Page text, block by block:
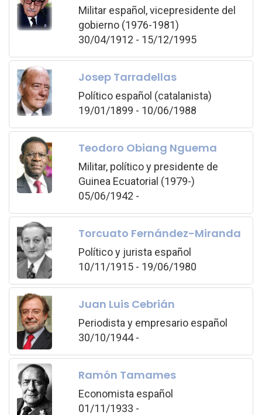
Militar español, vicepresidente del
gobierno (1976-1981)
30/04/1912 - 15/12/1995
Josep Tarradellas
Político español (catalanista)
19/01/1899 - 10/06/1988
Teodoro Obiang Nguema
Militar, político y presidente de
Guinea Ecuatorial (1979-)
05/06/1942 -
Torcuato Fernández-Miranda
Político y jurista español
10/11/1915 - 19/06/1980
Juan Luis Cebrián
Periodista y empresario español
30/10/1944 -
Ramón Tamames
Economista español
01/11/1933 -